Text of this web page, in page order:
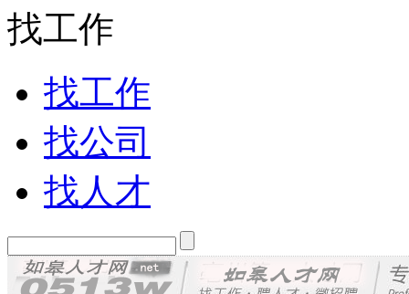
找工作
找工作
找公司
找人才